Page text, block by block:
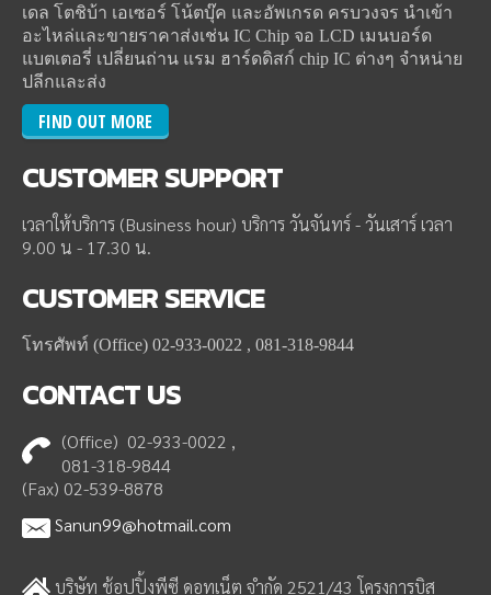
เดล โตชิบ้า เอเซอร์ โน้ตบุ๊ค และอัพเกรด ครบวงจร นำเข้า
อะไหล่และขายราคาส่งเช่น IC Chip จอ LCD เมนบอร์ด
แบตเตอรี่ เปลี่ยนถ่าน แรม ฮาร์ดดิสก์ chip IC ต่างๆ จำหน่าย
ปลีกและส่ง
FIND OUT MORE
CUSTOMERSUPPORT
เวลาให้บริการ (Business hour) บริการ วันจันทร์ - วันเสาร์ เวลา
9.00 น - 17.30 น.
CUSTOMERSERVICE
โทรศัพท์ (Office) 02-933-0022 , 081-318-9844
CONTACTUS
(Office) 02-933-0022 ,
081-318-9844
(Fax) 02-539-8878
Sanun99@hotmail.com
บริษัท ช้อปปิ้งพีซี ดอทเน็ต จำกัด 2521/43 โครงการบิส